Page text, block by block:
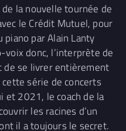
de la nouvelle tournée de
le Crédit Mutuel, pour
piano par Alain Lanty
voix donc, l’interprète de
se livrer entièrement
série de concerts
et 2021, le coach de la
les racines d’un
il a toujours le secret.